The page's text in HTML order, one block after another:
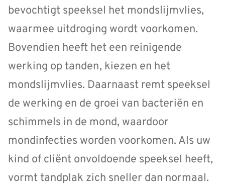
bevochtigt speeksel het mondslijmvlies,
waarmee uitdroging wordt voorkomen.
Bovendien heeft het een reinigende
werking op tanden, kiezen en het
mondslijmvlies. Daarnaast remt speeksel
de werking en de groei van bacteriën en
schimmels in de mond, waardoor
mondinfecties worden voorkomen. Als uw
kind of cliënt onvoldoende speeksel heeft,
vormt tandplak zich sneller dan normaal.